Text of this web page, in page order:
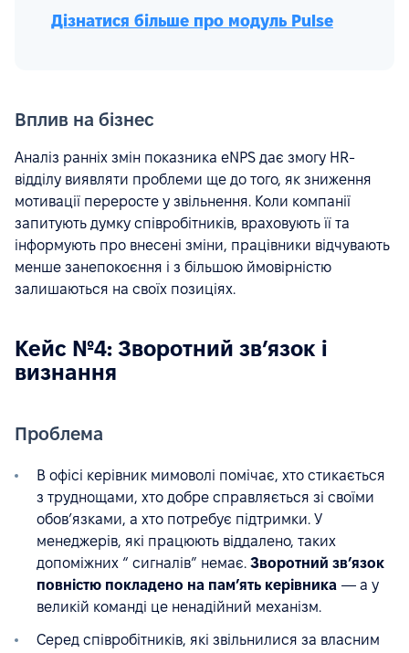
Дізнатися більше про модуль Pulse
Вплив на бізнес
Аналіз ранніх змін показника eNPS дає змогу HR-
відділу виявляти проблеми ще до того, як зниження
мотивації переросте у звільнення. Коли компанії
запитують думку співробітників, враховують її та
інформують про внесені зміни, працівники відчувають
менше занепокоєння і з більшою ймовірністю
залишаються на своїх позиціях.
Кейс №4: Зворотний зв’язок і
визнання
Проблема
В офісі керівник мимоволі помічає, хто стикається
з труднощами, хто добре справляється зі своїми
обов’язками, а хто потребує підтримки. У
менеджерів, які працюють віддалено, таких
допоміжних “ сигналів” немає. Зворотний зв’язок
повністю покладено на пам’ять керівника — а у
великій команді це ненадійний механізм.
Серед співробітників, які звільнилися за власним